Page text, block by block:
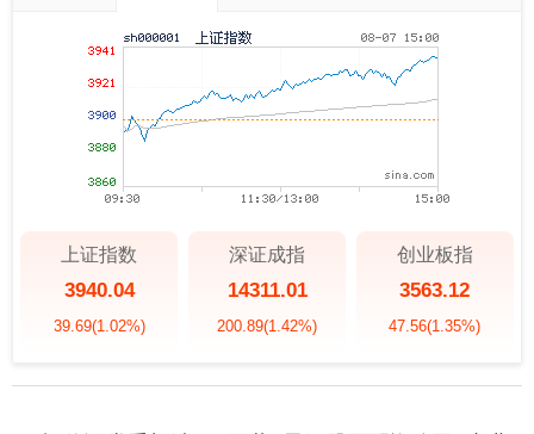
上证指数
3940.04
39.69(1.02%)
深证成指
14311.01
200.89(1.42%)
创业板指
3563.12
47.56(1.35%)